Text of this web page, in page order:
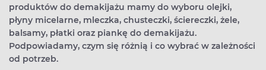
produktów do demakijażu mamy do wyboru olejki,
płyny micelarne, mleczka, chusteczki, ściereczki, żele,
balsamy, płatki oraz piankę do demakijażu.
Podpowiadamy, czym się różnią i co wybrać w zależności
od potrzeb.